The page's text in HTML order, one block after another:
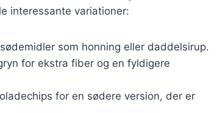
interessante variationer:
som honning eller daddelsirup.
for ekstra fiber og en fyldigere
for en sødere version, der er